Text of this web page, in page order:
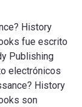
History
fue escrito
Publishing
electrónicos
History
son